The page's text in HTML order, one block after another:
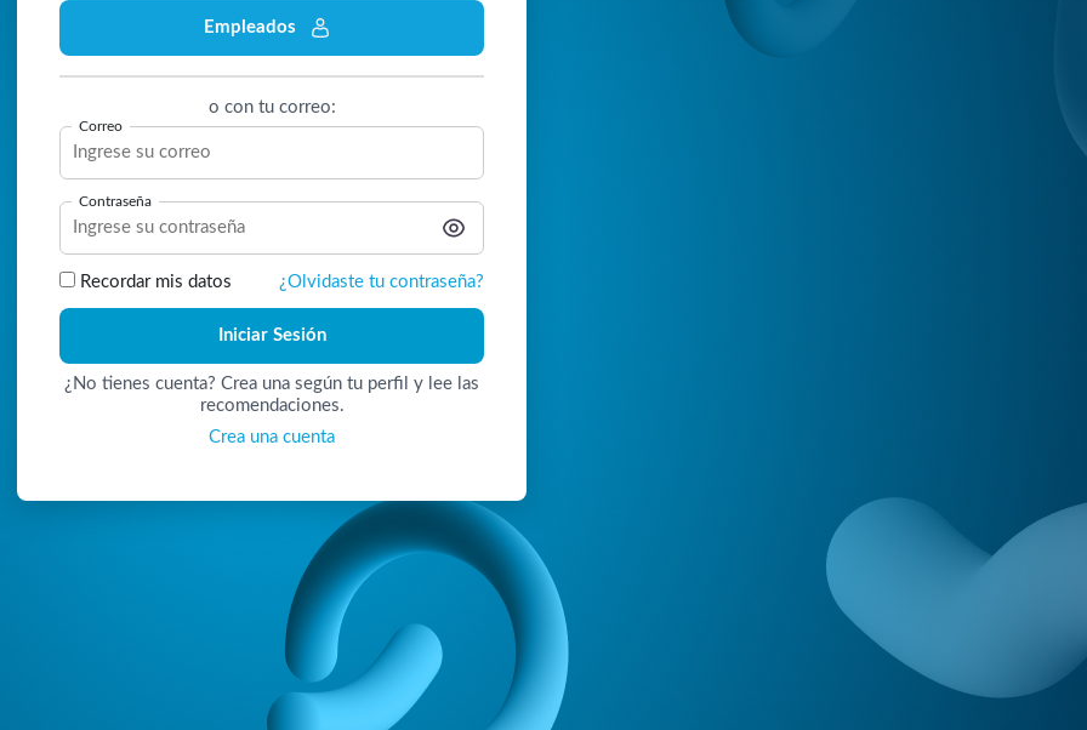
Empleados
o con tu correo:
Correo
Contraseña
Recordar mis datos ¿Olvidaste tu contraseña?
Iniciar Sesión
¿No tienes cuenta? Crea una según tu perfil y lee las
recomendaciones.
Crea una cuenta